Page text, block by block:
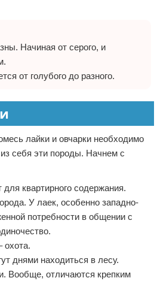
Начиная от серого, и
от голубого до разного.
лайки и овчарки необходимо
себя эти породы. Начнем с
квартирного содержания.
У лаек, особенно западно-
потребности в общении с
охота.
днями находиться в лесу.
Вообще, отличаются крепким